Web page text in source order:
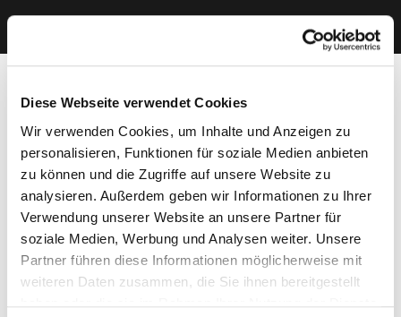
Diese Webseite verwendet Cookies
Wir verwenden Cookies, um Inhalte und Anzeigen zu
personalisieren, Funktionen für soziale Medien anbieten
zu können und die Zugriffe auf unsere Website zu
analysieren. Außerdem geben wir Informationen zu Ihrer
Verwendung unserer Website an unsere Partner für
soziale Medien, Werbung und Analysen weiter. Unsere
Partner führen diese Informationen möglicherweise mit
weiteren Daten zusammen, die Sie ihnen bereitgestellt